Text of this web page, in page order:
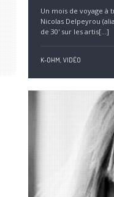
Un mois de voyage à
Nicolas Delpeyrou
de 30' sur les artis[...]
K-OHM, VIDÉO